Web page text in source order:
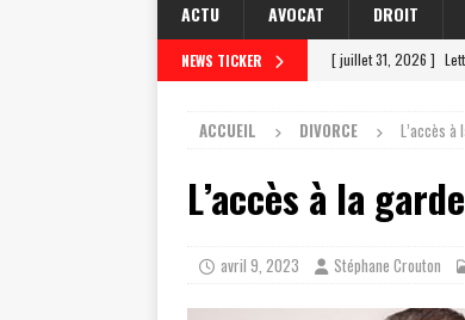
ACTU AVOCAT DROIT
NEWS TICKER [ juillet 31, 2026 ]
[ juillet 23, 2026 ]
[ juillet 19, 2026 ]
Le
[ août 4, 2026 ]
ACCUEIL DIVORCE L’accès
L’accès à la
avril 9, 2023 Stéphane Crouton